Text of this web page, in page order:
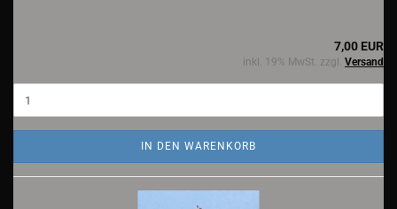
7,00 EUR
inkl. 19% MwSt. zzgl. Versand
IN DEN WARENKORB